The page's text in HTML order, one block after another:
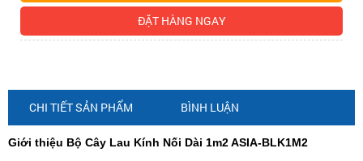
ĐẶT HÀNG NGAY
CHI TIẾT SẢN PHẨM BÌNH LUẬN
Giới thiệu Bộ Cây Lau Kính Nối Dài 1m2 ASIA-BLK1M2